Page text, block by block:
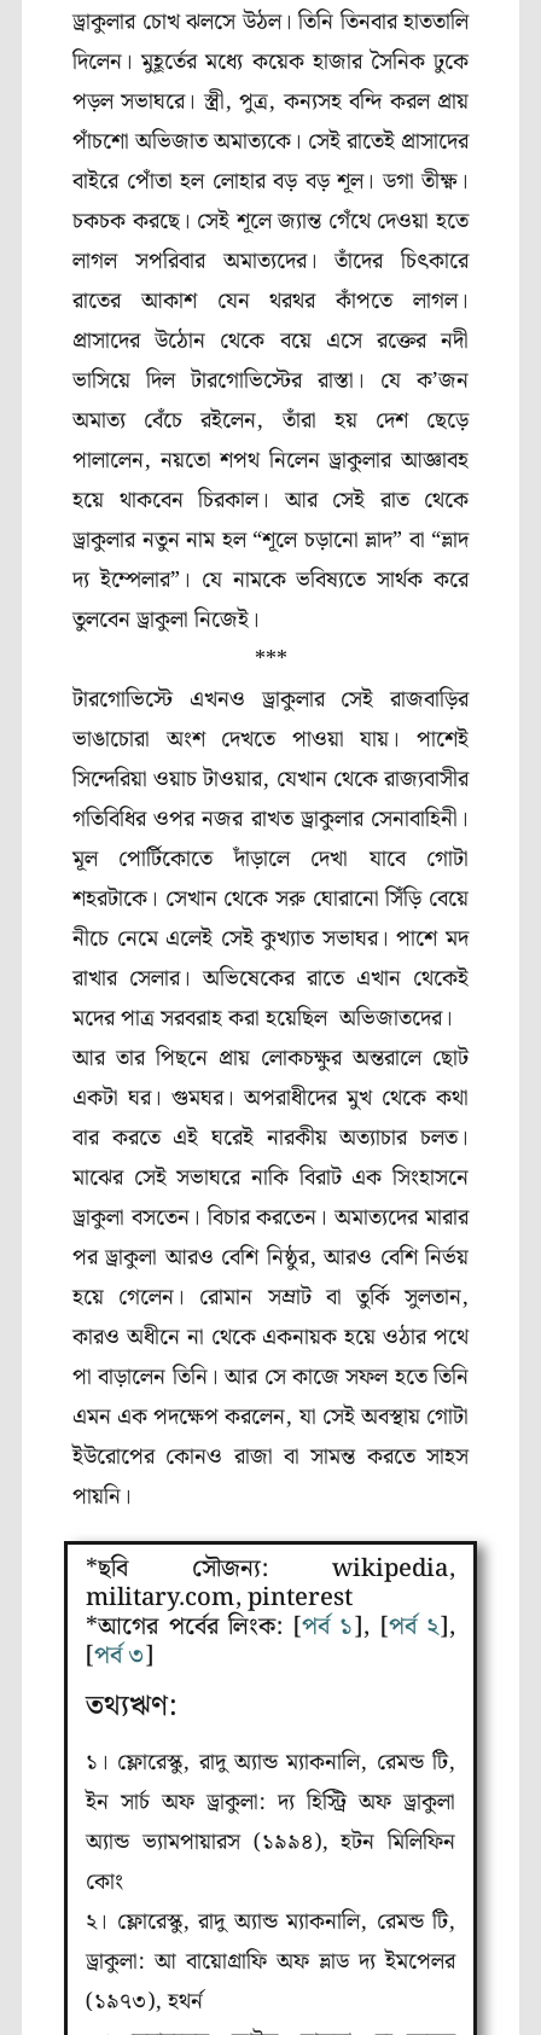
ড্রাকুলার চোখ ঝলসে উঠল। তিনি তিনবার হাততালি
দিলেন। মুহূর্তের মধ্যে কয়েক হাজার সৈনিক ঢুকে
পড়ল সভাঘরে। স্ত্রী, পুত্র, কন্যসহ বন্দি করল প্রায়
পাঁচশো অভিজাত অমাত্যকে। সেই রাতেই প্রাসাদের
বাইরে পোঁতা হল লোহার বড় বড় শূল। ডগা তীক্ষ্ণ।
চকচক করছে। সেই শূলে জ্যান্ত গেঁথে দেওয়া হতে
লাগল সপরিবার অমাত্যদের। তাঁদের চিৎকারে
রাতের আকাশ যেন থরথর কাঁপতে লাগল।
প্রাসাদের উঠোন থেকে বয়ে এসে রক্তের নদী
ভাসিয়ে দিল টারগোভিস্টের রাস্তা। যে ক’জন
অমাত্য বেঁচে রইলেন, তাঁরা হয় দেশ ছেড়ে
পালালেন, নয়তো শপথ নিলেন ড্রাকুলার আজ্ঞাবহ
হয়ে থাকবেন চিরকাল। আর সেই রাত থেকে
ড্রাকুলার নতুন নাম হল “শূলে চড়ানো ভ্লাদ” বা “ভ্লাদ
দ্য ইম্পেলার”। যে নামকে ভবিষ্যতে সার্থক করে
তুলবেন ড্রাকুলা নিজেই।
***
টারগোভিস্টে এখনও ড্রাকুলার সেই রাজবাড়ির
ভাঙাচোরা অংশ দেখতে পাওয়া যায়। পাশেই
সিন্দেরিয়া ওয়াচ টাওয়ার, যেখান থেকে রাজ্যবাসীর
গতিবিধির ওপর নজর রাখত ড্রাকুলার সেনাবাহিনী।
মূল পোর্টিকোতে দাঁড়ালে দেখা যাবে গোটা
শহরটাকে। সেখান থেকে সরু ঘোরানো সিঁড়ি বেয়ে
নীচে নেমে এলেই সেই কুখ্যাত সভাঘর। পাশে মদ
রাখার সেলার। অভিষেকের রাতে এখান থেকেই
মদের পাত্র সরবরাহ করা হয়েছিল অভিজাতদের।
আর তার পিছনে প্রায় লোকচক্ষুর অন্তরালে ছোট
একটা ঘর। গুমঘর। অপরাধীদের মুখ থেকে কথা
বার করতে এই ঘরেই নারকীয় অত্যাচার চলত।
মাঝের সেই সভাঘরে নাকি বিরাট এক সিংহাসনে
ড্রাকুলা বসতেন। বিচার করতেন। অমাত্যদের মারার
পর ড্রাকুলা আরও বেশি নিষ্ঠুর, আরও বেশি নির্ভয়
হয়ে গেলেন। রোমান সম্রাট বা তুর্কি সুলতান,
কারও অধীনে না থেকে একনায়ক হয়ে ওঠার পথে
পা বাড়ালেন তিনি। আর সে কাজে সফল হতে তিনি
এমন এক পদক্ষেপ করলেন, যা সেই অবস্থায় গোটা
ইউরোপের কোনও রাজা বা সামন্ত করতে সাহস
পায়নি।
*ছবি সৌজন্য: wikipedia,
military.com, pinterest
*আগের পর্বের লিংক: [পর্ব ১], [পর্ব ২],
[পর্ব ৩]
তথ্যঋণ:
১। ফ্লোরেস্কু, রাদু অ্যান্ড ম্যাকনালি, রেমন্ড টি,
ইন সার্চ অফ ড্রাকুলা: দ্য হিস্ট্রি অফ ড্রাকুলা
অ্যান্ড ভ্যামপায়ারস (১৯৯৪), হটন মিলিফিন
কোং
২। ফ্লোরেস্কু, রাদু অ্যান্ড ম্যাকনালি, রেমন্ড টি,
ড্রাকুলা: আ বায়োগ্রাফি অফ ভ্লাড দ্য ইমপেলর
(১৯৭৩), হথর্ন